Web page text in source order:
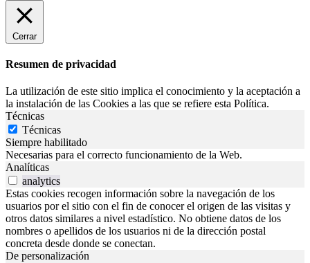
Cerrar
Resumen de privacidad
La utilización de este sitio implica el conocimiento y la aceptación a
la instalación de las Cookies a las que se refiere esta Política.
Técnicas
Técnicas
Siempre habilitado
Necesarias para el correcto funcionamiento de la Web.
Analíticas
analytics
Estas cookies recogen información sobre la navegación de los
usuarios por el sitio con el fin de conocer el origen de las visitas y
otros datos similares a nivel estadístico. No obtiene datos de los
nombres o apellidos de los usuarios ni de la dirección postal
concreta desde donde se conectan.
De personalización